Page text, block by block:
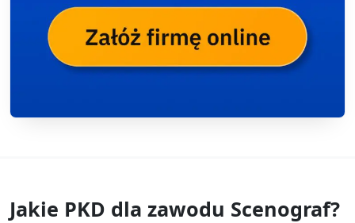
Jakie PKD dla zawodu Scenograf?